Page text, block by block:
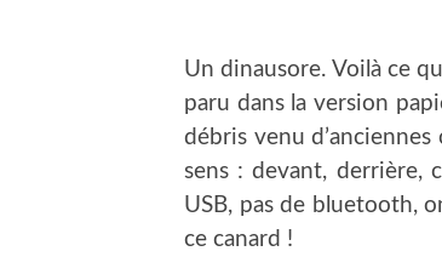
Un dinausore. Voilà ce
paru dans la version
débris venu
sens : devant, derrière,
USB, pas de bluetooth,
ce canard !